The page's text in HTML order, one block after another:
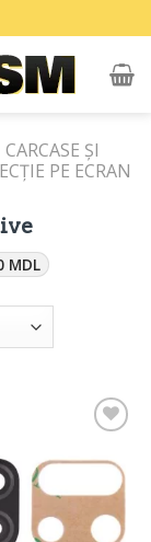
CARCASE ŞI
PE ECRAN
MDL
în
Favorite